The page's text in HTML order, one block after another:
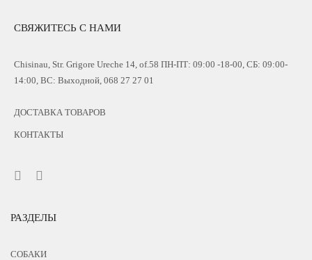
СВЯЖИТЕСЬ С НАМИ
Chisinau, Str. Grigore Ureche 14, of.58 ПН-ПТ: 09:00 -18-00, СБ: 09:00-
14:00, ВС: Выходной, 068 27 27 01
ДОСТАВКА ТОВАРОВ
КОНТАКТЫ
РАЗДЕЛЫ
СОБАКИ